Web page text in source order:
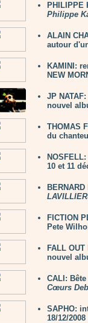
PHILIPPE
Philippe
ALAIN
autour
KAMINI:
NEW
JP
nouvel
THOMAS
du
10 et 11
FICTION
Pete
FALL
nouvel
CALI:
Cœurs
SAPHO:
18/12/2008